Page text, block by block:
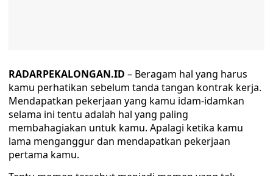
RADARPEKALONGAN.ID – Beragam hal yang harus
kamu perhatikan sebelum tanda tangan kontrak kerja.
Mendapatkan pekerjaan yang kamu idam-idamkan
selama ini tentu adalah hal yang paling
membahagiakan untuk kamu. Apalagi ketika kamu
lama menganggur dan mendapatkan pekerjaan
pertama kamu.